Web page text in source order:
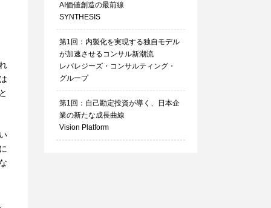
AI価値創造の最前線
SYNTHESIS
第1回：内製化を実現する独自モデル
が加速させるコンサル新潮流
レバレジーズ・コンサルティング・
グループ
第1回：自己勘定投資が導く、日本企
業の新たな成長曲線
Vision Platform